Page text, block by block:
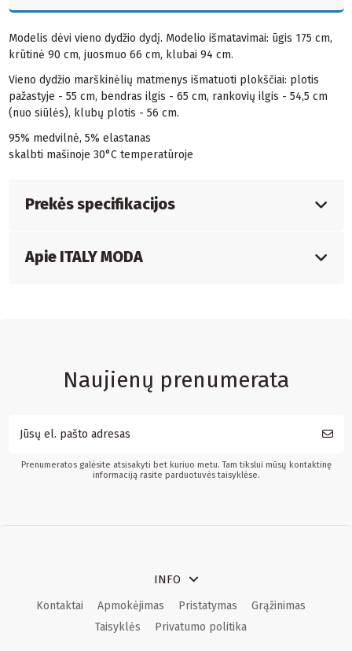
Modelis dėvi vieno dydžio dydį. Modelio išmatavimai: ūgis 175 cm,
krūtinė 90 cm, juosmuo 66 cm, klubai 94 cm.
Vieno dydžio marškinėlių matmenys išmatuoti plokščiai: plotis
pažastyje - 55 cm, bendras ilgis - 65 cm, rankovių ilgis - 54,5 cm
(nuo siūlės), klubų plotis - 56 cm.
95% medvilnė, 5% elastanas
skalbti mašinoje 30°C temperatūroje
Prekės specifikacijos
Apie ITALY MODA
Naujienų prenumerata
Prenumeratos galėsite atsisakyti bet kuriuo metu. Tam tikslui mūsų kontaktinę
informaciją rasite parduotuvės taisyklėse.
INFO
Kontaktai Apmokėjimas Pristatymas
Grąžinimas
Taisyklės
Privatumo politika